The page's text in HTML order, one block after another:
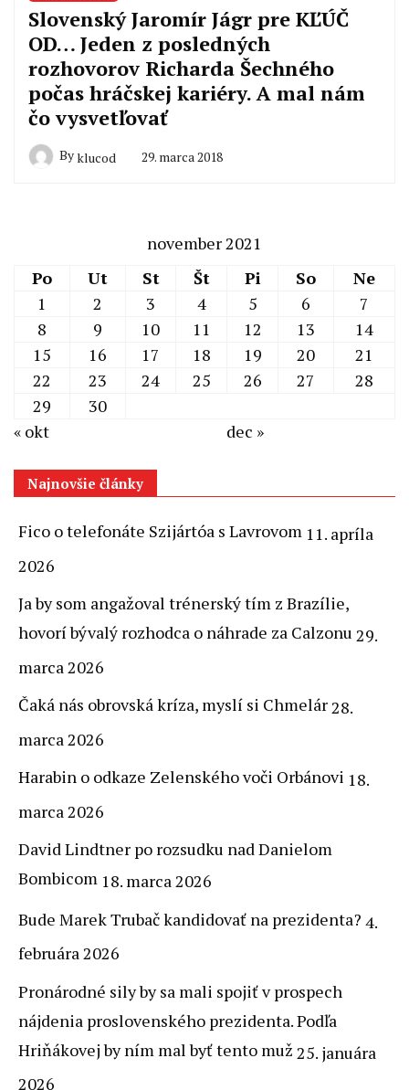
Slovenský Jaromír Jágr pre KĽÚČ
OD… Jeden z posledných
rozhovorov Richarda Šechného
počas hráčskej kariéry. A mal nám
čo vysvetľovať
Byklucod 29. marca 2018
november 2021
Po
Ut St Št Pi So Ne
« okt dec »
1 2 3 4 5 6
7
8
9 10 11 12 13
14
15
16 17 18 19 20
21
22
23 24 25 26 27
28
29
30
Najnovšie články
Fico o telefonáte Szijártóa s Lavrovom 11. apríla
2026
Ja by som angažoval trénerský tím z Brazílie,
hovorí bývalý rozhodca o náhrade za Calzonu 29.
marca 2026
Čaká nás obrovská kríza, myslí si Chmelár 28.
marca 2026
Harabin o odkaze Zelenského voči Orbánovi 18.
marca 2026
David Lindtner po rozsudku nad Danielom
Bombicom 18. marca 2026
Bude Marek Trubač kandidovať na prezidenta? 4.
februára 2026
Pronárodné sily by sa mali spojiť v prospech
nájdenia proslovenského prezidenta. Podľa
Hriňákovej by ním mal byť tento muž 25. januára
2026